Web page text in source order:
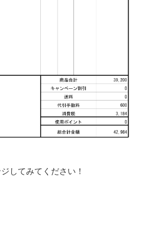
してみてください！